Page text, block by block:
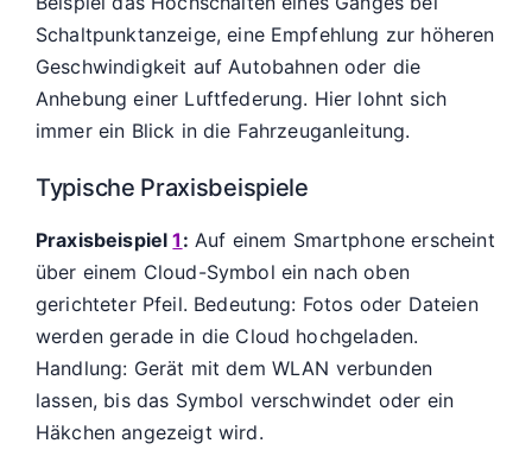
Schaltpunktanzeige, eine Empfehlung zur höheren
Geschwindigkeit auf Autobahnen oder die
Anhebung einer Luftfederung. Hier lohnt sich
immer ein Blick in die Fahrzeuganleitung.
Typische Praxisbeispiele
Praxisbeispiel1 : Auf einem Smartphone erscheint
über einem Cloud-Symbol ein nach oben
gerichteter Pfeil. Bedeutung: Fotos oder Dateien
werden gerade in die Cloud hochgeladen.
Handlung: Gerät mit dem WLAN verbunden
lassen, bis das Symbol verschwindet oder ein
Häkchen angezeigt wird.